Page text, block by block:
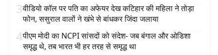
3वीडियो कॉल पर पति का अफेयर देख कटिहार की महिला ने तोड़ा
फोन, ससुराल वालों ने खंभे से बांधकर जिंदा जलाया
4पीएम मोदी का NCPI सांसदों को संदेश- जब बंगाल और ओडिशा
समृद्ध थे, तब भारत भी हर तरह से समृद्ध था